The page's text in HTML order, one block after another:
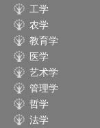
工学
农学
教育学
医学
艺术学
管理学
哲学
法学